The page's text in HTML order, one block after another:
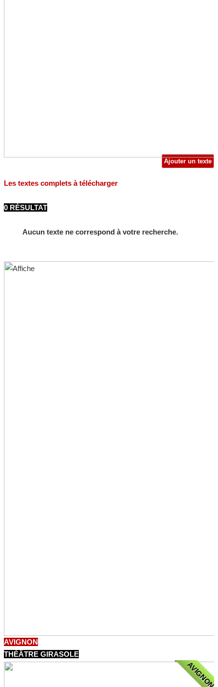
Ajouter un texte
Les textes complets à télécharger
0 RÉSULTAT
Aucun texte ne correspond à votre recherche.
AVIGNON
THÉÂTRE GIRASOLE
AVIGNON